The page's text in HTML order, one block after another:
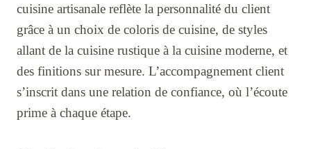
cuisine artisanale reflète la personnalité du client
grâce à un choix de coloris de cuisine, de styles
allant de la cuisine rustique à la cuisine moderne, et
des finitions sur mesure. L’accompagnement client
s’inscrit dans une relation de confiance, où l’écoute
prime à chaque étape.